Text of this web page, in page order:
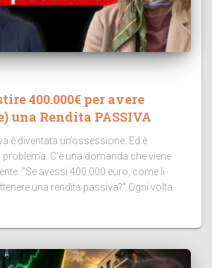
400.000€ per avere
una Rendita PASSIVA
è diventata un’ossessione. Ed è
C’è una domanda che viene
“Se avessi 400.000 euro, come li
una rendita passiva?” Ogni volta